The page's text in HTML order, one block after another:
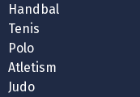
Handbal
Tenis
Polo
Atletism
Judo